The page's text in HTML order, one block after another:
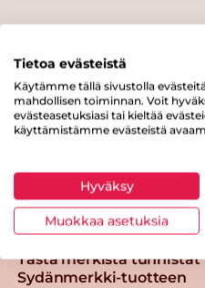
Tulosta sivu
Tästä merkistä tunnistat
Sydänmerkki-tuotteen
Tietoa evästeistä
Käytämme tällä sivustolla
mahdollisen toiminnan. Voit
evästeasetuksiasi tai kieltää
käyttämistämme evästeistä
Hyväksy
Muokkaa asetuksia